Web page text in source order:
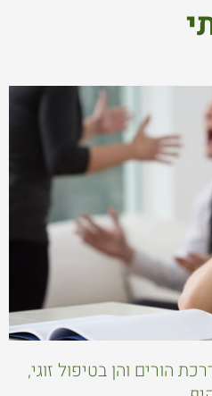
הורים והן בטיפול זוגי,